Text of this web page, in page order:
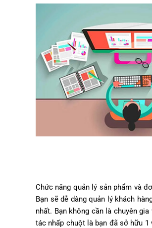
Chức năng quản lý sản phẩm và
Bạn sẽ dễ dàng quản lý khách
nhất. Bạn không cần là chuyên
tác nhấp chuột là bạn đã sở hữu